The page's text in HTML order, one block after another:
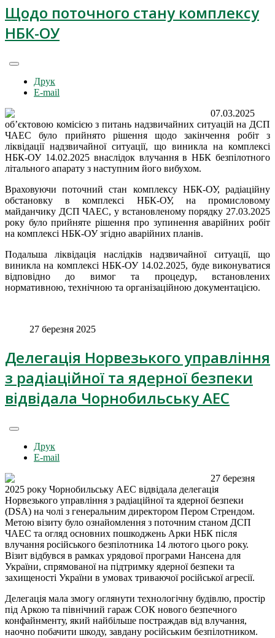
Щодо поточного стану комплексу
НБК-ОУ
Друк
E-mail
07.03.2025
об’єктовою комісією з питань надзвичайних ситуацій на ДСП
ЧАЕС було прийнято рішення щодо закінчення робіт з
ліквідації надзвичайної ситуації, що виникла на комплексі
НБК-ОУ 14.02.2025 внаслідок влучання в НБК безпілотного
літального апарату з наступним його вибухом.
Враховуючи поточний стан комплексу НБК-ОУ, радіаційну
обстановку в комплексі НБК-ОУ, на промисловому
майданчику ДСП ЧАЕС, у встановленому порядку 27.03.2025
року було прийняте рішення про зупинення аварійних робіт
на комплексі НБК-ОУ згідно аварійних планів.
Подальша ліквідація наслідків надзвичайної ситуації, що
виникла на комплексі НБК-ОУ 14.02.2025, буде виконуватися
відповідно до вимог та процедур, встановлених
нормативною, технічною та організаційною документацією.
27 березня 2025
Делегація Норвезького управління
з радіаційної та ядерної безпеки
відвідала Чорнобильську АЕС
Друк
E-mail
27 березня
2025 року Чорнобильську АЕС відвідала делегація
Норвезького управління з радіаційної та ядерної безпеки
(DSA) на чолі з генеральним директором Пером Стрендом.
Метою візиту було ознайомлення з поточним станом ДСП
ЧАЕС та огляд основних пошкоджень Арки НБК після
влучання російського безпілотника 14 лютого цього року.
Візит відбувся в рамках урядової програми Нансена для
України, спрямованої на підтримку ядерної безпеки та
захищеності України в умовах триваючої російської агресії.
Делегація мала змогу оглянути технологічну будівлю, простір
під Аркою та північний гараж СОК нового безпечного
конфайнменту, який найбільше постраждав від влучання,
наочно побачити шкоду, завдану російським безпілотником.